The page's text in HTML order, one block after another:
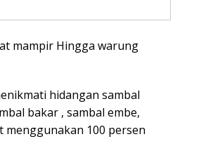
mampir Hingga warung
hidangan sambal
bakar , sambal embe,
menggunakan 100 persen